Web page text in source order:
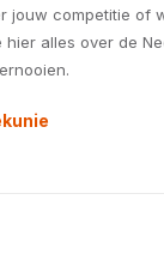
jouw competitie of
alles over de